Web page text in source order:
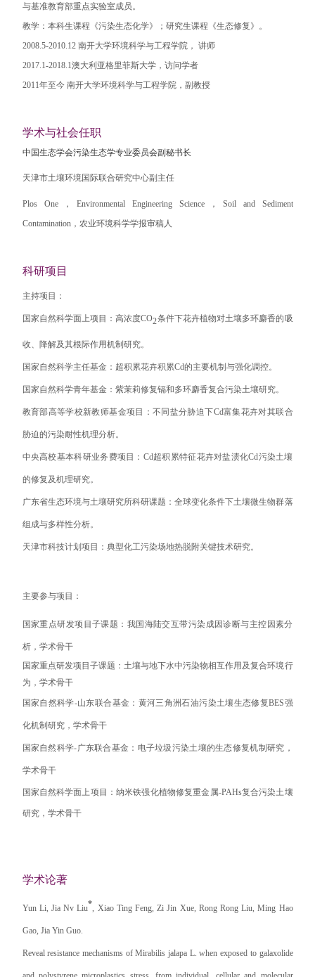
与基准教育部重点实验室成员。
教学：本科生课程《污染生态化学》；研究生课程《生态修复》。
2008.5-2010.12 南开大学环境科学与工程学院， 讲师
2017.1-2018.1澳大利亚格里菲斯大学，访问学者
2011年至今 南开大学环境科学与工程学院，副教授
学术与社会任职
中国生态学会污染生态学专业委员会副秘书长
天津市土壤环境国际联合研究中心副主任
Plos One，Environmental Engineering Science，Soil and Sediment
Contamination，农业环境科学学报审稿人
科研项目
主持项目：
国家自然科学面上项目：高浓度CO2条件下花卉植物对土壤多环麝香的吸
收、降解及其根际作用机制研究。
国家自然科学主任基金：超积累花卉积累Cd的主要机制与强化调控。
国家自然科学青年基金：紫茉莉修复镉和多环麝香复合污染土壤研究。
教育部高等学校新教师基金项目：不同盐分胁迫下Cd富集花卉对其联合
胁迫的污染耐性机理分析。
中央高校基本科研业务费项目：Cd超积累特征花卉对盐渍化Cd污染土壤
的修复及机理研究。
广东省生态环境与土壤研究所科研课题：全球变化条件下土壤微生物群落
组成与多样性分析。
天津市科技计划项目：典型化工污染场地热脱附关键技术研究。
主要参与项目：
国家重点研发项目子课题：我国海陆交互带污染成因诊断与主控因素分
析， 学术骨干
国家重点研发项目子课题：土壤与地下水中污染物相互作用及复合环境行
为，学术骨干
国家自然科学-山东联合基金：黄河三角洲石油污染土壤生态修复BES强
化机制研究，学术骨干
国家自然科学-广东联合基金：电子垃圾污染土壤的生态修复机制研究，
学术骨干
国家自然科学面上项目：纳米铁强化植物修复重金属-PAHs复合污染土壤
研究，学术骨干
学术论著
Yun Li, Jia Nv Liu*, Xiao Ting Feng, Zi Jin Xue, Rong Rong Liu, Ming Hao
Gao, Jia Yin Guo.
Reveal resistance mechanisms of Mirabilis jalapa L. when exposed to galaxolide